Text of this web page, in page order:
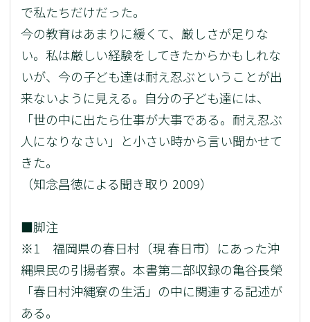
で私たちだけだった。
今の教育はあまりに緩くて、厳しさが足りな
い。私は厳しい経験をしてきたからかもしれな
いが、今の子ども達は耐え忍ぶということが出
来ないように見える。自分の子ども達には、
「世の中に出たら仕事が大事である。耐え忍ぶ
人になりなさい」と小さい時から言い聞かせて
きた。
（知念昌徳による聞き取り 2009）
■脚注
※1 福岡県の春日村（現 春日市）にあった沖
縄県民の引揚者寮。本書第二部収録の亀谷長榮
「春日村沖縄寮の生活」の中に関連する記述が
ある。